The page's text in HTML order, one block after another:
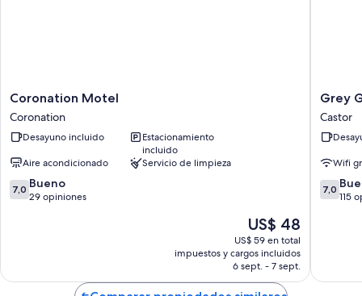
Coronation
Motel
Coronation
Coronation Motel
Coronation
Desayuno incluido
Estacionamiento
incluido
Aire acondicionado
Servicio de limpieza
7.0
de
7,0 Bueno
29 opiniones
El
precio
actual
es
de
US$ 48
US$ 59 en total
impuestos y cargos incluidos
6 sept. - 7 sept.
Grey
Goose
Motel
Castor
Grey
Castor
Wifi
7.0
de
7,0
115